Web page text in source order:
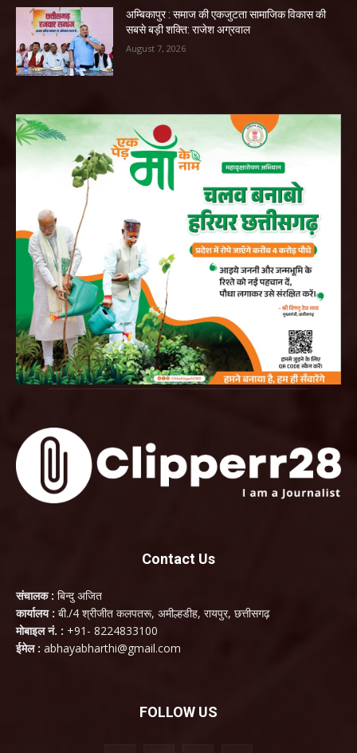
अम्बिकापुर : समाज की एकजुटता सामाजिक विकास की
सबसे बड़ी शक्ति: राजेश अग्रवाल
August 7, 2026
Contact Us
संचालक : बिन्दु अजित
कार्यालय : बी./4 श्रीजीत कलपतरू, अमील्हडीह, रायपुर, छत्तीसगढ़
मोबाइल नं. : +91- 8224833100
ईमेल : abhayabharthi@gmail.com
FOLLOW US